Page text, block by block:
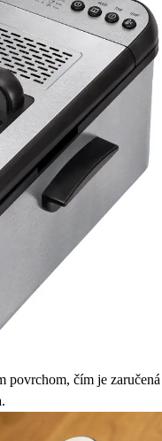
povrchom, čím je zaručená